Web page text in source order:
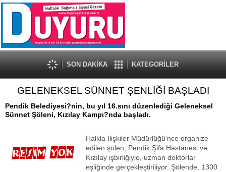
SON DAKİKA KATEGORİLER
GELENEKSEL SÜNNET ŞENLİĞİ BAŞLADI
Pendik Belediyesi?nin, bu yıl 16.sını düzenlediği Geleneksel
Sünnet Şöleni, Kızılay Kampı?nda başladı.
Halkla İlişkiler Müdürlüğü’nce organize
edilen şölen, Pendik Şifa Hastanesi ve
Kızılay işbirliğiyle, uzman doktorlar
eşliğinde gerçekleştiriliyor. Şölende, 1300